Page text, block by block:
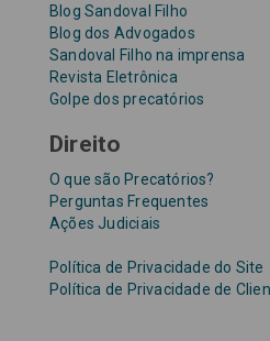
Blog Sandoval Filho
Blog dos Advogados
Sandoval Filho na imprensa
Revista Eletrônica
Golpe dos precatórios
Direito
O que são Precatórios?
Perguntas Frequentes
Ações Judiciais
Política de Privacidade do Site
Política de Privacidade de